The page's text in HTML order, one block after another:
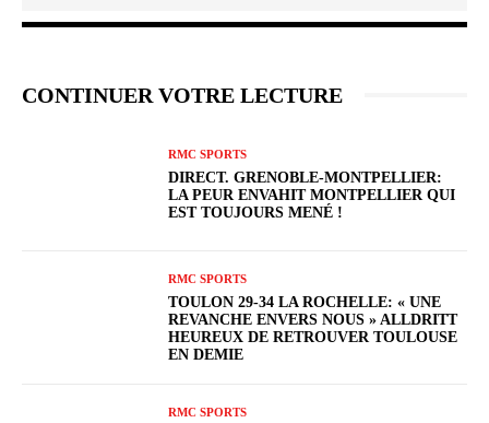
CONTINUER VOTRE LECTURE
RMC SPORTS
DIRECT. GRENOBLE-MONTPELLIER:
LA PEUR ENVAHIT MONTPELLIER QUI
EST TOUJOURS MENÉ !
RMC SPORTS
TOULON 29-34 LA ROCHELLE: « UNE
REVANCHE ENVERS NOUS » ALLDRITT
HEUREUX DE RETROUVER TOULOUSE
EN DEMIE
RMC SPORTS